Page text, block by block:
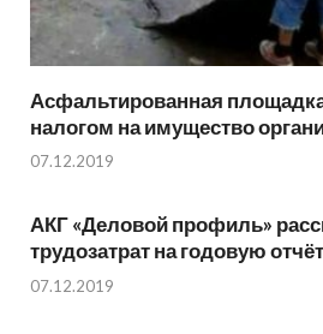
Асфальтированная
налогом на имущество
07.12.2019
АКГ «Деловой профиль»
трудозатрат на годовую
07.12.2019